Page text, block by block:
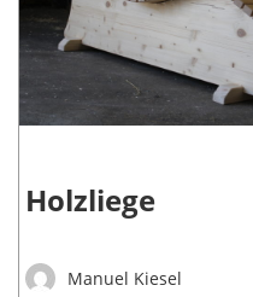
Holzliege
Manuel Kiesel